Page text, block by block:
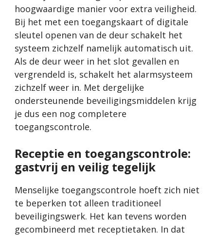
hoogwaardige manier voor extra veiligheid.
Bij het met een toegangskaart of digitale
sleutel openen van de deur schakelt het
systeem zichzelf namelijk automatisch uit.
Als de deur weer in het slot gevallen en
vergrendeld is, schakelt het alarmsysteem
zichzelf weer in. Met dergelijke
ondersteunende beveiligingsmiddelen krijg
je dus een nog completere
toegangscontrole.
Receptie en toegangscontrole:
gastvrij en veilig tegelijk
Menselijke toegangscontrole hoeft zich niet
te beperken tot alleen traditioneel
beveiligingswerk. Het kan tevens worden
gecombineerd met receptietaken. In dat